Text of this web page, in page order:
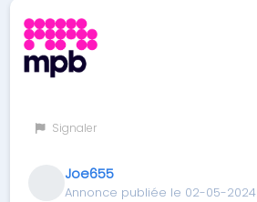
Signaler
Joe655
Annonce publiée le 02-05-2024